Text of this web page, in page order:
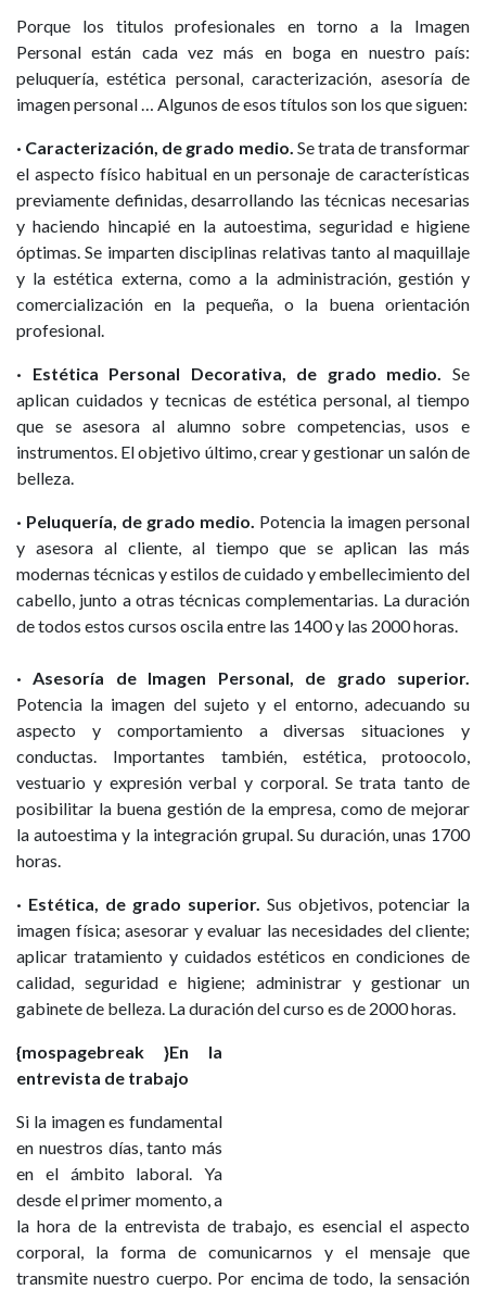
Porque los titulos profesionales en torno a la Imagen
Personal están cada vez más en boga en nuestro país:
peluquería, estética personal, caracterización, asesoría de
imagen personal … Algunos de esos títulos son los que siguen:
· Caracterización, de grado medio. Se trata de transformar
el aspecto físico habitual en un personaje de características
previamente definidas, desarrollando las técnicas necesarias
y haciendo hincapié en la autoestima, seguridad e higiene
óptimas. Se imparten disciplinas relativas tanto al maquillaje
y la estética externa, como a la administración, gestión y
comercialización en la pequeña, o la buena orientación
profesional.
· Estética Personal Decorativa, de grado medio. Se
aplican cuidados y tecnicas de estética personal, al tiempo
que se asesora al alumno sobre competencias, usos e
instrumentos. El objetivo último, crear y gestionar un salón de
belleza.
· Peluquería, de grado medio. Potencia la imagen personal
y asesora al cliente, al tiempo que se aplican las más
modernas técnicas y estilos de cuidado y embellecimiento del
cabello, junto a otras técnicas complementarias. La duración
de todos estos cursos oscila entre las 1400 y las 2000 horas.
· Asesoría de Imagen Personal, de grado superior.
Potencia la imagen del sujeto y el entorno, adecuando su
aspecto y comportamiento a diversas situaciones y
conductas. Importantes también, estética, protoocolo,
vestuario y expresión verbal y corporal. Se trata tanto de
posibilitar la buena gestión de la empresa, como de mejorar
la autoestima y la integración grupal. Su duración, unas 1700
horas.
· Estética, de grado superior. Sus objetivos, potenciar la
imagen física; asesorar y evaluar las necesidades del cliente;
aplicar tratamiento y cuidados estéticos en condiciones de
calidad, seguridad e higiene; administrar y gestionar un
gabinete de belleza. La duración del curso es de 2000 horas.
{mospagebreak }En la
entrevista de trabajo
Si la imagen es fundamental
en nuestros días, tanto más
en el ámbito laboral. Ya
desde el primer momento, a
la hora de la entrevista de trabajo, es esencial el aspecto
corporal, la forma de comunicarnos y el mensaje que
transmite nuestro cuerpo. Por encima de todo, la sensación